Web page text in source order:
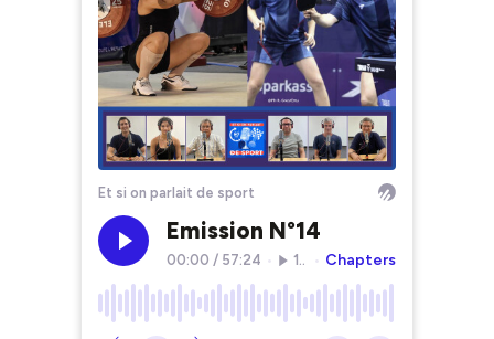
Et si on parlait de sport
Emission N°14
00:00 / 57:24 107 Chapters